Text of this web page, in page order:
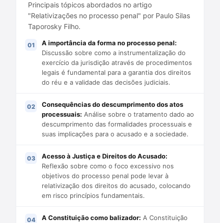
Principais tópicos abordados no artigo
"Relativizações no processo penal" por Paulo Silas
Taporosky Filho.
A importância da forma no processo penal:
Discussão sobre como a instrumentalização do
exercício da jurisdição através de procedimentos
legais é fundamental para a garantia dos direitos
do réu e a validade das decisões judiciais.
Consequências do descumprimento dos atos
processuais: Análise sobre o tratamento dado ao
descumprimento das formalidades processuais e
suas implicações para o acusado e a sociedade.
Acesso à Justiça e Direitos do Acusado:
Reflexão sobre como o foco excessivo nos
objetivos do processo penal pode levar à
relativização dos direitos do acusado, colocando
em risco princípios fundamentais.
A Constituição como balizador: A Constituição